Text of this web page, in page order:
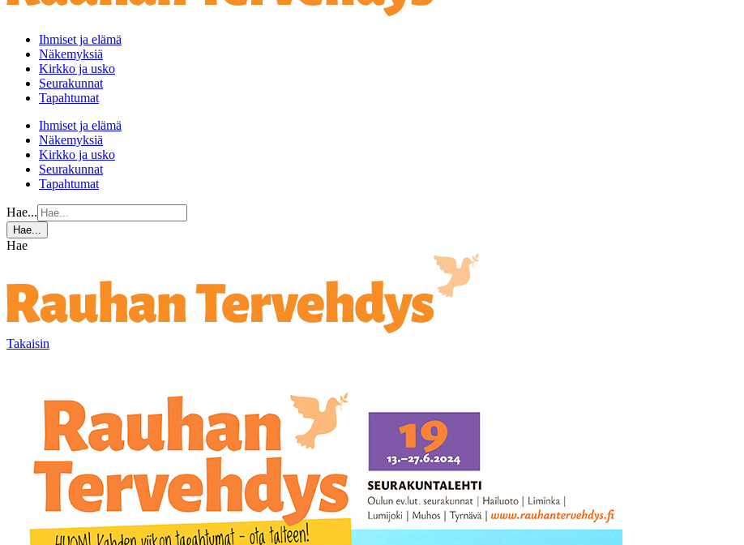
Ihmiset ja elämä
Näkemyksiä
Kirkko ja usko
Seurakunnat
Tapahtumat
Ihmiset ja elämä
Näkemyksiä
Kirkko ja usko
Seurakunnat
Tapahtumat
Hae...
Hae...
Hae
Takaisin